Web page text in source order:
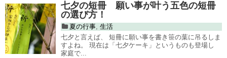
七夕の短冊 願い事が叶う五色の短冊
の選び方！
夏の行事, 生活
七夕と言えば、 短冊に願い事を書き笹の葉に吊るしま
すよね。 現在は「七夕ケーキ」というものも登場し
家庭で...